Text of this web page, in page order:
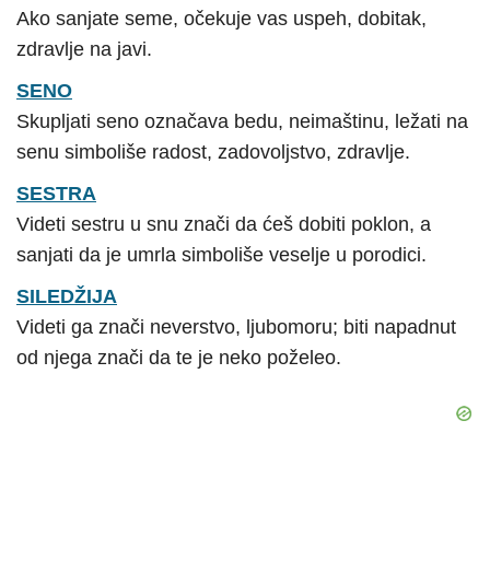
Ako sanjate seme, očekuje vas uspeh, dobitak,
zdravlje na javi.
SENO
Skupljati seno označava bedu, neimaštinu, ležati na
senu simboliše radost, zadovoljstvo, zdravlje.
SESTRA
Videti sestru u snu znači da ćeš dobiti poklon, a
sanjati da je umrla simboliše veselje u porodici.
SILEDŽIJA
Videti ga znači neverstvo, ljubomoru; biti napadnut
od njega znači da te je neko poželeo.